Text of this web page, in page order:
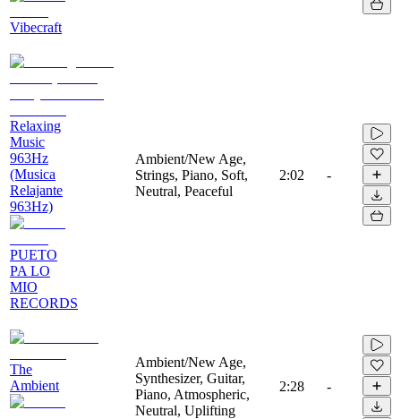
Vibecraft
Relaxing
Music
963Hz
(Musica
Relajante
963Hz)
PUETO
PA LO
MIO
RECORDS
Ambient/New Age,
Strings, Piano, Soft,
Neutral, Peaceful
2:02 -
The
Ambient
Ambient/New Age,
Synthesizer, Guitar,
Piano, Atmospheric,
Neutral, Uplifting
2:28 -